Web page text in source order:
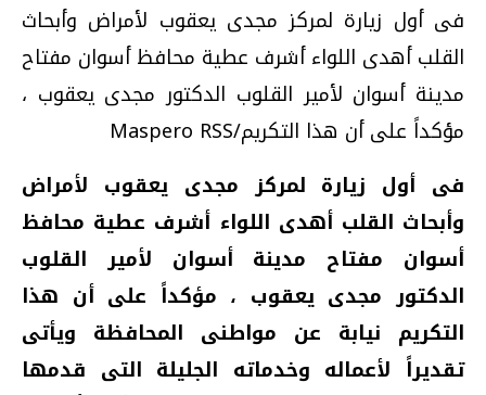
فى أول زيارة لمركز مجدى يعقوب لأمراض وأبحاث
القلب أهدى اللواء أشرف عطية محافظ أسوان مفتاح
مدينة أسوان لأمير القلوب الدكتور مجدى يعقوب ،
مؤكداً على أن هذا التكريم/Maspero RSS
فى أول زيارة لمركز مجدى يعقوب لأمراض
وأبحاث القلب أهدى اللواء أشرف عطية محافظ
أسوان مفتاح مدينة أسوان لأمير القلوب
الدكتور مجدى يعقوب ، مؤكداً على أن هذا
التكريم نيابة عن مواطنى المحافظة ويأتى
تقديراً لأعماله وخدماته الجليلة التى قدمها